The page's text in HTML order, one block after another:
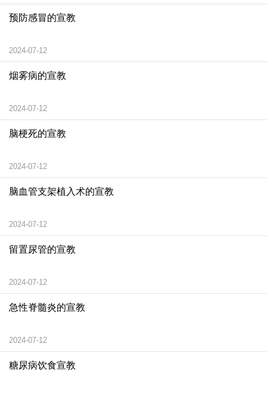
预防感冒的宣教
2024-07-12
烟雾病的宣教
2024-07-12
脑梗死的宣教
2024-07-12
脑血管支架植入术的宣教
2024-07-12
留置尿管的宣教
2024-07-12
急性脊髓炎的宣教
2024-07-12
糖尿病饮食宣教